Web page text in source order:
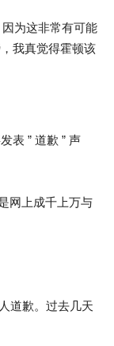
为这非常有可能
我真觉得霍顿该
表 ” 道歉 ” 声
网上成千上万与
道歉。过去几天